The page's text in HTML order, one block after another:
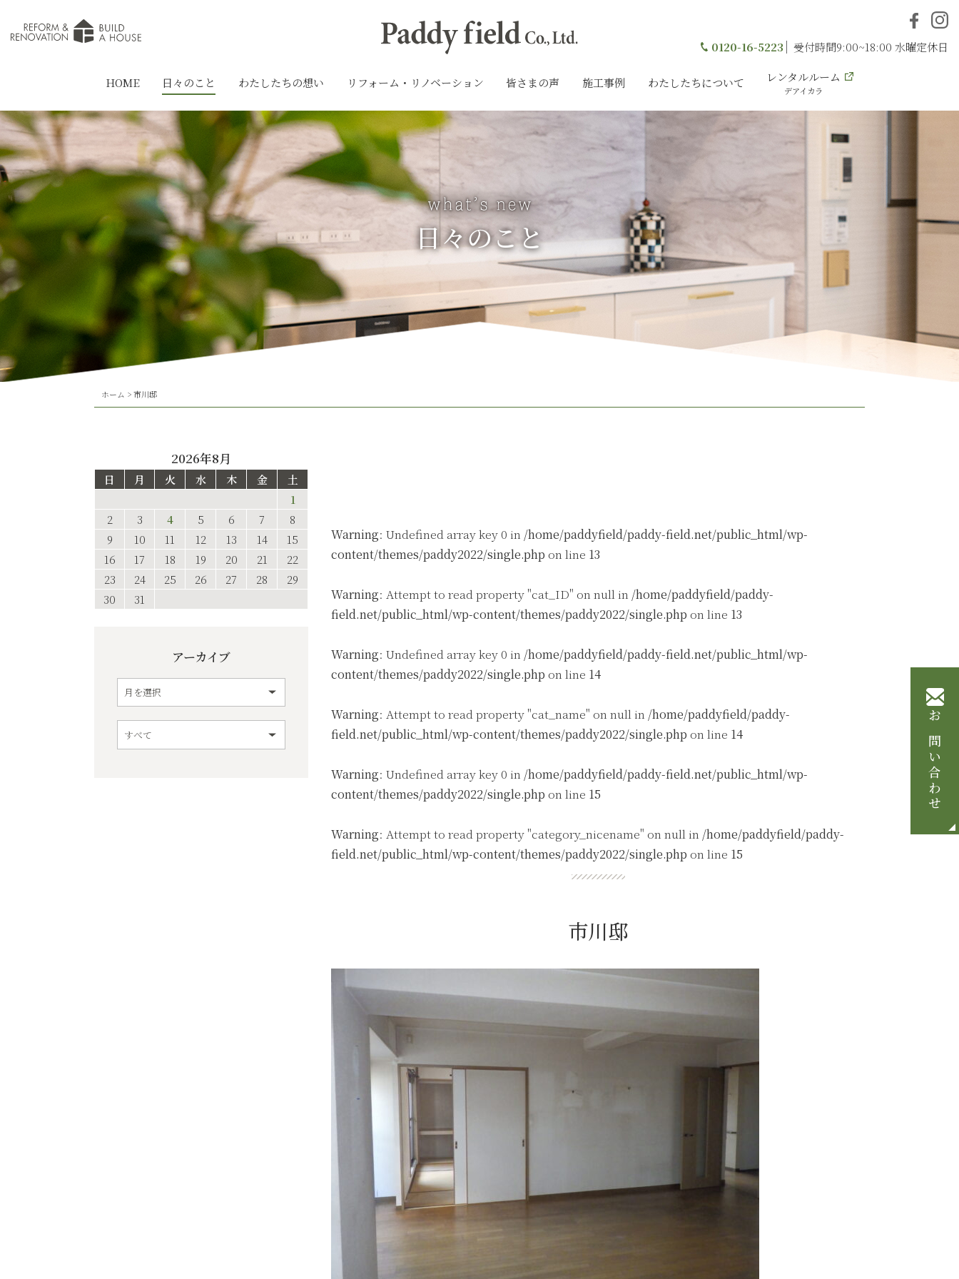
0120-16-5223 受付時間9:00~18:00 水曜定休日
HOME 日々のこと わたしたちの想い リフォーム・リノベーション 皆さまの声 施工事例 わたしたちについて レンタルルーム
デアイカラ
お問い合わせ
日々のこと
ホーム >市川邸
Warning: Undefined array key 0 in /home/paddyfield/paddy-field.net/public_html/wp-
content/themes/paddy2022/single.php on line 13
Warning: Attempt to read property "cat_ID" on null in /home/paddyfield/paddy-
field.net/public_html/wp-content/themes/paddy2022/single.php on line 13
Warning: Undefined array key 0 in /home/paddyfield/paddy-field.net/public_html/wp-
content/themes/paddy2022/single.php on line 14
Warning: Attempt to read property "cat_name" on null in /home/paddyfield/paddy-
field.net/public_html/wp-content/themes/paddy2022/single.php on line 14
Warning: Undefined array key 0 in /home/paddyfield/paddy-field.net/public_html/wp-
content/themes/paddy2022/single.php on line 15
Warning: Attempt to read property "category_nicename" on null in /home/paddyfield/paddy-
field.net/public_html/wp-content/themes/paddy2022/single.php on line 15
市川邸
2026年8月
日 月 火 水 木 金
土
1
2
3 4 5 6 7
8
9
10 11 12 13 14
15
16
17 18 19 20 21
22
23
24 25 26 27 28
29
30
31
アーカイブ